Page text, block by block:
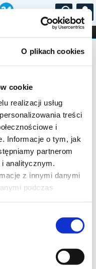
O plikach cookies
cookie
realizacji usług
treści
i
Informacje o tym, jak
partnerom
analitycznym.
z innymi danymi
podczas
...
STAND-UP
wydarzenie